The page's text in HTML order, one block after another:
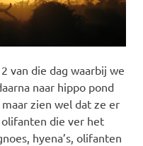
van die dag waarbij we
naar hippo pond
zien wel dat ze er
die ver het
hyena’s, olifanten